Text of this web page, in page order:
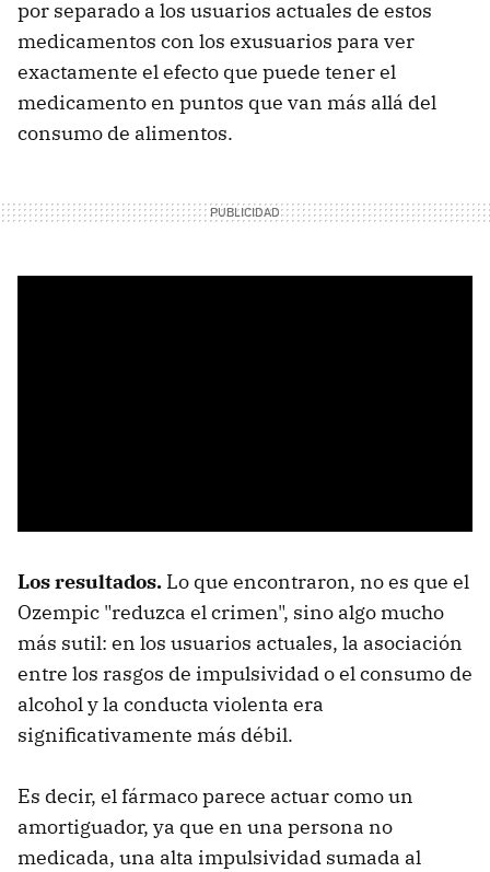
por separado a los usuarios actuales de estos
medicamentos con los exusuarios para ver
exactamente el efecto que puede tener el
medicamento en puntos que van más allá del
consumo de alimentos.
Los resultados. Lo que encontraron, no es que el
Ozempic "reduzca el crimen", sino algo mucho
más sutil: en los usuarios actuales, la asociación
entre los rasgos de impulsividad o el consumo de
alcohol y la conducta violenta era
significativamente más débil.
Es decir, el fármaco parece actuar como un
amortiguador, ya que en una persona no
medicada, una alta impulsividad sumada al